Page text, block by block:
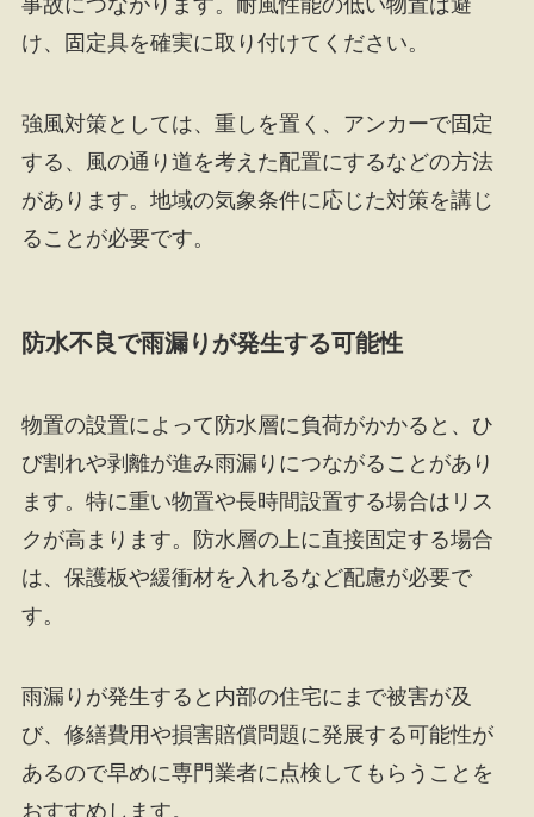
け、固定具を確実に取り付けてください。
強風対策としては、重しを置く、アンカーで固定
する、風の通り道を考えた配置にするなどの方法
があります。地域の気象条件に応じた対策を講じ
ることが必要です。
防水不良で雨漏りが発生する可能性
物置の設置によって防水層に負荷がかかると、ひ
び割れや剥離が進み雨漏りにつながることがあり
ます。特に重い物置や長時間設置する場合はリス
クが高まります。防水層の上に直接固定する場合
は、保護板や緩衝材を入れるなど配慮が必要で
す。
雨漏りが発生すると内部の住宅にまで被害が及
び、修繕費用や損害賠償問題に発展する可能性が
あるので早めに専門業者に点検してもらうことを
おすすめします。